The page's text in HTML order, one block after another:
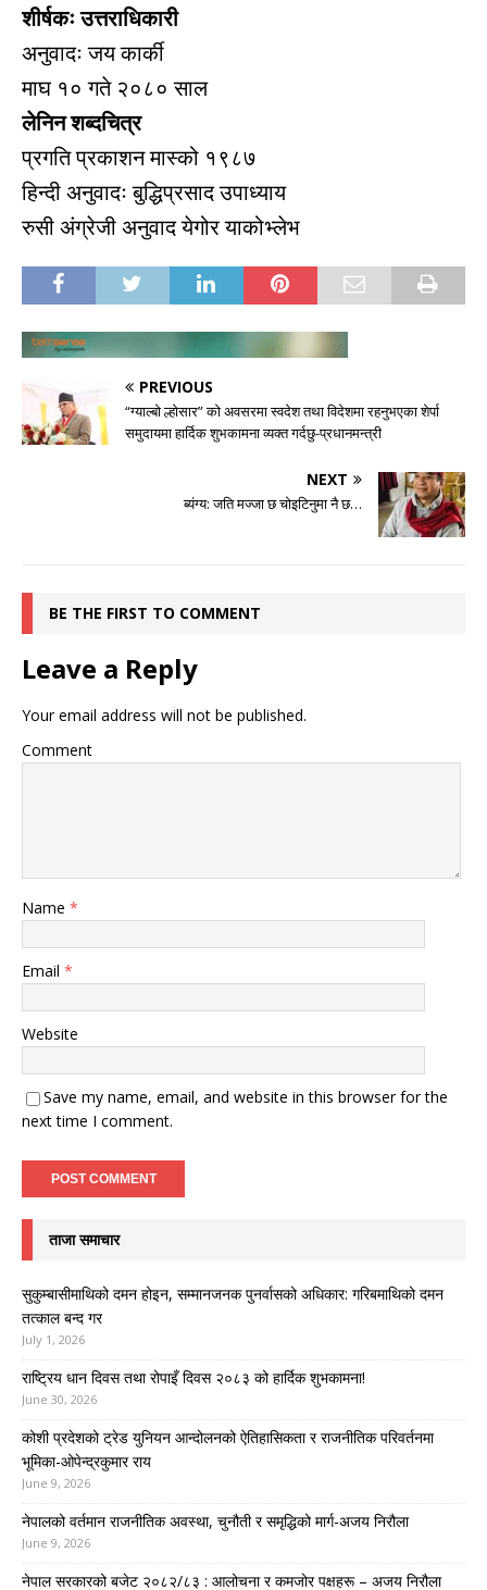
शीर्षकः उत्तराधिकारी
अनुवादः जय कार्की
माघ १० गते २०८० साल
लेनिन शब्दचित्र
प्रगति प्रकाशन मास्को १९८७
हिन्दी अनुवादः बुद्धिप्रसाद उपाध्याय
रुसी अंग्रेजी अनुवाद येगोर याकोभ्लेभ
PREVIOUS
“ग्याल्बो ल्होसार” को अवसरमा स्वदेश तथा विदेशमा रहनुभएका शेर्पा
समुदायमा हार्दिक शुभकामना व्यक्त गर्दछु-प्रधानमन्त्री
NEXT
ब्यंग्य: जति मज्जा छ चोइटिनुमा नै छ…
BE THE FIRST TO COMMENT
Leave a Reply
Your email address will not be published.
Comment
Name *
Email *
Website
Save my name, email, and website in this browser for the
next time I comment.
ताजा समाचार
सुकुम्बासीमाथिको दमन होइन, सम्मानजनक पुनर्वासको अधिकार: गरिबमाथिको दमन
तत्काल बन्द गर
July 1, 2026
राष्ट्रिय धान दिवस तथा रोपाइँ दिवस २०८३ को हार्दिक शुभकामना!
June 30, 2026
कोशी प्रदेशको ट्रेड युनियन आन्दोलनको ऐतिहासिकता र राजनीतिक परिवर्तनमा
भूमिका-ओपेन्द्रकुमार राय
June 9, 2026
नेपालको वर्तमान राजनीतिक अवस्था, चुनौती र समृद्धिको मार्ग-अजय निरौला
June 9, 2026
नेपाल सरकारको बजेट २०८२/८३ : आलोचना र कमजोर पक्षहरू – अजय निरौला